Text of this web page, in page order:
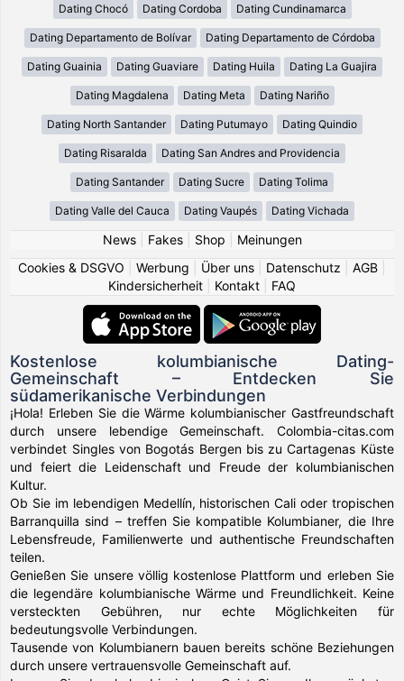
Dating Chocó Dating Cordoba Dating Cundinamarca
Dating Departamento de Bolívar Dating Departamento de Córdoba
Dating Guainia Dating Guaviare Dating Huila Dating La Guajira
Dating Magdalena Dating Meta Dating Nariño
Dating North Santander Dating Putumayo Dating Quindio
Dating Risaralda Dating San Andres and Providencia
Dating Santander Dating Sucre Dating Tolima
Dating Valle del Cauca Dating Vaupés Dating Vichada
News| Fakes| Shop
Meinungen
Cookies & DSGVO
Werbung Über uns Datenschutz AGB
Kindersicherheit
Kontakt FAQ
Kostenlose kolumbianische Dating-
Gemeinschaft – Entdecken Sie
südamerikanische Verbindungen
¡Hola! Erleben Sie die Wärme kolumbianischer Gastfreundschaft
durch unsere lebendige Gemeinschaft. Colombia-citas.com
verbindet Singles von Bogotás Bergen bis zu Cartagenas Küste
und feiert die Leidenschaft und Freude der kolumbianischen
Kultur.
Ob Sie im lebendigen Medellín, historischen Cali oder tropischen
Barranquilla sind – treffen Sie kompatible Kolumbianer, die Ihre
Lebensfreude, Familienwerte und authentische Freundschaften
teilen.
Genießen Sie unsere völlig kostenlose Plattform und erleben Sie
die legendäre kolumbianische Wärme und Freundlichkeit. Keine
versteckten Gebühren, nur echte Möglichkeiten für
bedeutungsvolle Verbindungen.
Tausende von Kolumbianern bauen bereits schöne Beziehungen
durch unsere vertrauensvolle Gemeinschaft auf.